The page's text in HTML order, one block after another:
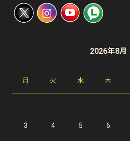
2026年8月
月 火 水 木
3 4 5 6